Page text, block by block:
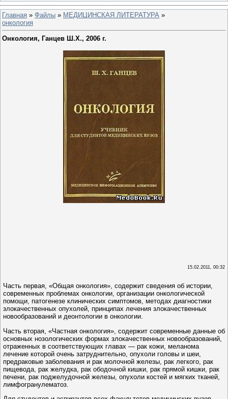
Главная » Файлы » МЕДИЦИНСКАЯ ЛИТЕРАТУРА »
онкология
Онкология, Ганцев Ш.Х., 2006 г.
15.02.2011, 00:32
Часть первая, «Общая онкология», содержит сведения об истории,
современных проблемах онкологии, организации онкологической
помощи, патогенезе клинических симптомов, методах диагностики
злокачественных опухолей, принципах лечения злокачественных
новообразований и деонтологии в онкологии.
Часть вторая, «Частная онкология», содержит современные данные об
основных нозологических формах злокачественных новообразований,
отраженных в соответствующих главах — рак кожи, меланома
лечение которой очень затруднительно, опухоли головы и шеи,
предраковые заболевания и рак молочной железы, рак легкого, рак
пищевода, рак желудка, рак ободочной кишки, рак прямой кишки, рак
печени, рак поджелудочной железы, опухоли костей и мягких тканей,
лимфогранулематоз.